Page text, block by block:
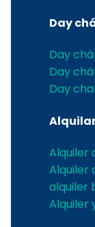
Day
Day
Day
Day
Alquiler
Alquiler
alquiler
Alquiler